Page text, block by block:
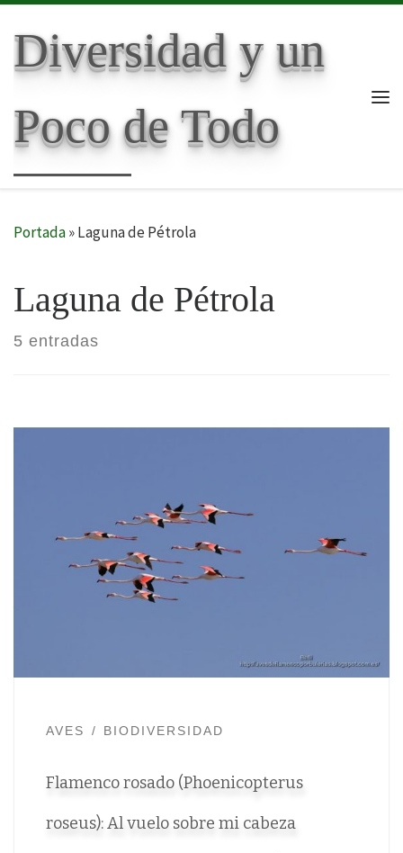
Diversidad y un
Poco de Todo
Portada»Laguna de Pétrola
Laguna de Pétrola
5 entradas
AVES BIODIVERSIDAD
Flamenco rosado (Phoenicopterus
roseus): Al vuelo sobre mi cabeza